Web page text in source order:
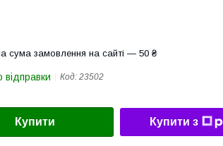
сума замовлення на сайті — 50 ₴
відправки Код: 23502
Купити Купити з